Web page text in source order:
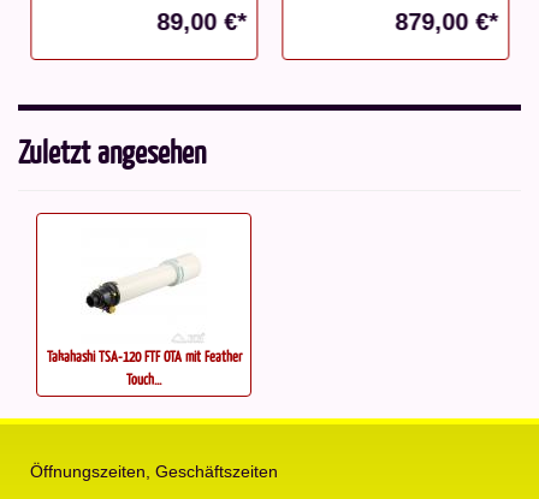
89,00 €* 879,00 €*
Zuletzt angesehen
Takahashi TSA-120 FTF OTA mit Feather
Touch...
Öffnungszeiten, Geschäftszeiten